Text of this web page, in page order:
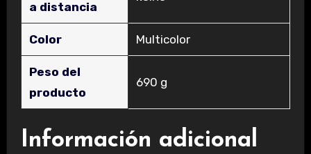
a distancia
Color ‎Multicolor
Peso del
producto
‎690 g
Información adicional